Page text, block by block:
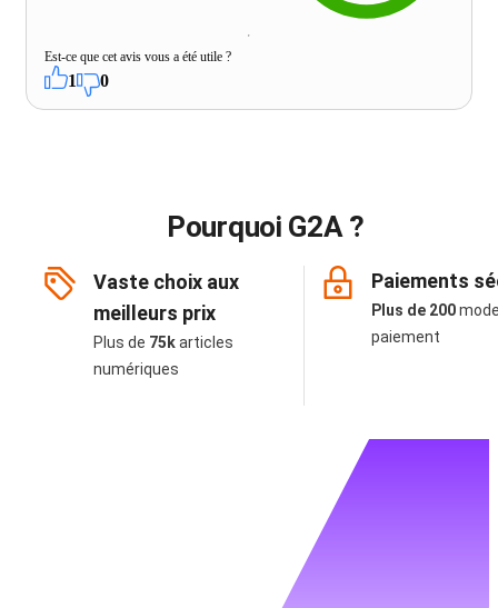
Est-ce que cet avis vous a été utile ?
1 0
Pourquoi G2A ?
Vaste choix aux
meilleurs prix
Plus de 75karticles
numériques
Paiements
Plus de 200
paiement